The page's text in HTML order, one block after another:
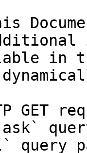
in
GET
query